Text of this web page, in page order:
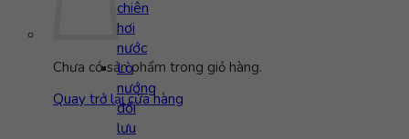
Chưa có sản phẩm trong giỏ hàng.
Quay trở lại cửa hàng
chiên
hơi
nước
Lò
nướng
đối
lưu